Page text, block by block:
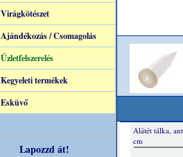
Virágkötészet
Ajándékozás / Csomagolás
Üzletfelszerelés
Kegyeleti termékek
Esküvő
Lapozzd át!